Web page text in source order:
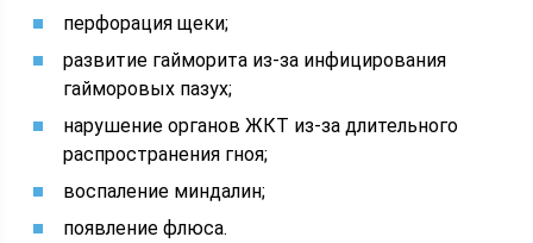
перфорация щеки;
развитие гайморита из-за инфицирования
гайморовых пазух;
нарушение органов ЖКТ из-за длительного
распространения гноя;
воспаление миндалин;
появление флюса.